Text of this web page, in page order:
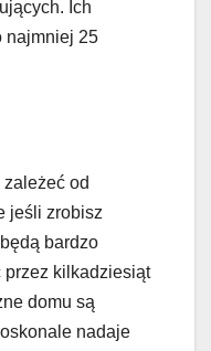
Ich
najmniej 25
zależeć od
jeśli zrobisz
bardzo
przez kilkadziesiąt
domu są
nadaje